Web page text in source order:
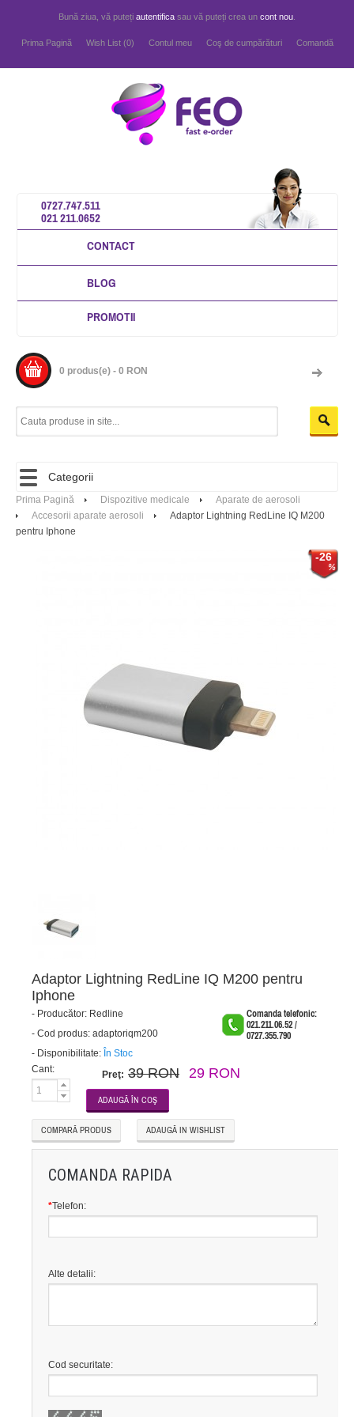
Bună ziua, vă puteți autentifica sau vă puteți crea un cont nou
Prima Pagină Wish List (0) Contul meu Coş de cumpărături Comandă
0727.747.511
021 211.0652
CONTACT
BLOG
PROMOTII
0 produs(e) - 0 RON
Categorii
Prima Pagină Dispozitive medicale
Aparate de aerosoli
Accesorii aparate aerosoli
Adaptor Lightning RedLine IQ M200
pentru Iphone
-26
Adaptor Lightning RedLine IQ M200 pentru
Iphone
Comanda telefonic:
021.211.06.52 /
0727.355.790
- Producător: Redline
- Cod produs: adaptoriqm200
- Disponibilitate: În Stoc
Cant:
Preţ: 39 RON 29 RON
COMPARĂ PRODUS ADAUGĂ IN WISHLIST
COMANDA RAPIDA
*Telefon:
Alte detalii:
Cod securitate: